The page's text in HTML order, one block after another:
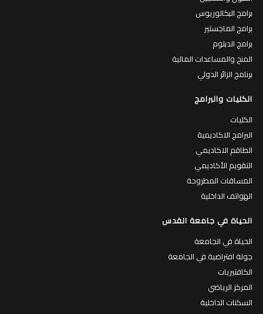
برامج البكالوريوس
برامج الماجستير
برامج الدبلوم
المنح والمساعدات المالية
برنامج الزائر الدولي
الكليات والبرامج
الكليات
البرامج الاكاديمية
الطاقم الاكاديمي
التقويم الأكاديمي
المساقات المطروحة
الهواتف الداخلية
الحياة في جامعة القدس
الحياة في الجامعة
جولة افتراضية في الجامعة
الكافتيريات
المركز الرياضي
السكنات الداخلية